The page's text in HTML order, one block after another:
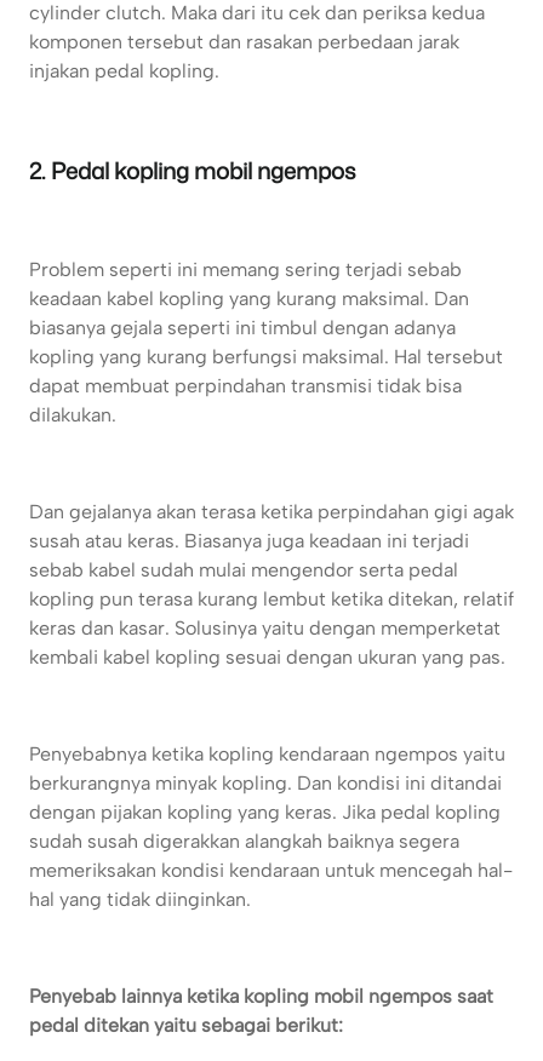
cylinder clutch. Maka dari itu cek dan periksa kedua
komponen tersebut dan rasakan perbedaan jarak
injakan pedal kopling.
2. Pedal kopling mobil ngempos
Problem seperti ini memang sering terjadi sebab
keadaan kabel kopling yang kurang maksimal. Dan
biasanya gejala seperti ini timbul dengan adanya
kopling yang kurang berfungsi maksimal. Hal tersebut
dapat membuat perpindahan transmisi tidak bisa
dilakukan.
Dan gejalanya akan terasa ketika perpindahan gigi agak
susah atau keras. Biasanya juga keadaan ini terjadi
sebab kabel sudah mulai mengendor serta pedal
kopling pun terasa kurang lembut ketika ditekan, relatif
keras dan kasar. Solusinya yaitu dengan memperketat
kembali kabel kopling sesuai dengan ukuran yang pas.
Penyebabnya ketika kopling kendaraan ngempos yaitu
berkurangnya minyak kopling. Dan kondisi ini ditandai
dengan pijakan kopling yang keras. Jika pedal kopling
sudah susah digerakkan alangkah baiknya segera
memeriksakan kondisi kendaraan untuk mencegah hal-
hal yang tidak diinginkan.
Penyebab lainnya ketika kopling mobil ngempos saat
pedal ditekan yaitu sebagai berikut: